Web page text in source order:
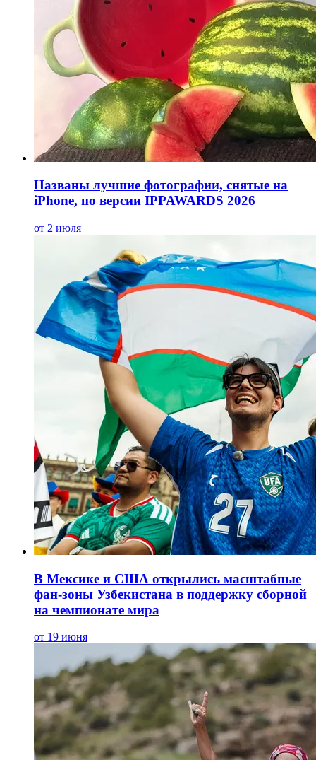
Названы лучшие фотографии, снятые на
iPhone, по версии IPPAWARDS 2026
от 2 июля
В Мексике и США открылись масштабные
фан-зоны Узбекистана в поддержку сборной
на чемпионате мира
от 19 июня